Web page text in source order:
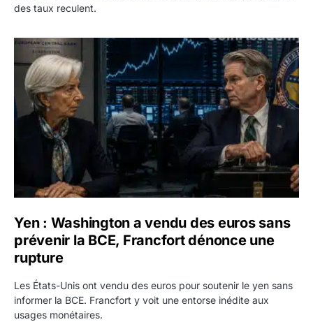
des taux reculent.
Yen : Washington a vendu des euros sans prévenir la
Yen : Washington a vendu des euros sans
prévenir la BCE, Francfort dénonce une
rupture
Les États-Unis ont vendu des euros pour soutenir le yen sans
informer la BCE. Francfort y voit une entorse inédite aux
usages monétaires.